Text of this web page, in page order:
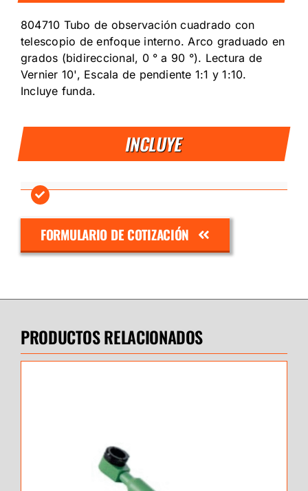
INCLUYE
804710 Tubo de observación cuadrado con
telescopio de enfoque interno. Arco graduado en
grados (bidireccional, 0 ° a 90 °). Lectura de
Vernier 10', Escala de pendiente 1:1 y 1:10.
Incluye funda.
FORMULARIO DE COTIZACIÓN
PRODUCTOS RELACIONADOS